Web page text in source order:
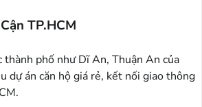
TP.HCM
thành phố như Dĩ An, Thuận An của
dự án căn hộ giá rẻ, kết nối giao thông